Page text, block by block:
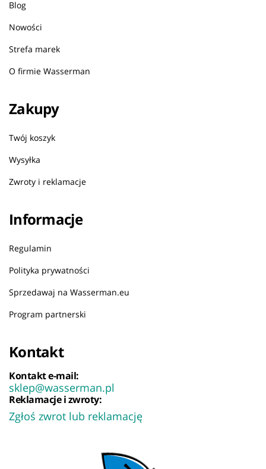
Blog
Nowości
Strefa marek
O firmie Wasserman
Zakupy
Twój koszyk
Wysyłka
Zwroty i reklamacje
Informacje
Regulamin
Polityka prywatności
Sprzedawaj na Wasserman.eu
Program partnerski
Kontakt
Kontakt e-mail:
sklep@wasserman.pl
Reklamacje i zwroty:
Zgłoś zwrot lub reklamację